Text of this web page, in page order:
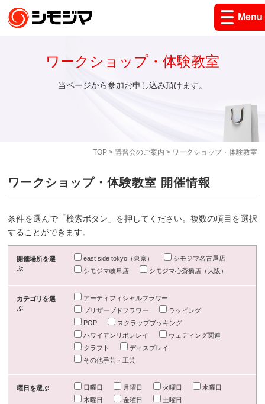
Menu
TOP> 講習会のご案内 > ワークショップ・体験教室
ワークショップ・体験教室
当ページから参加お申し込み頂けます。
ワークショップ・体験教室 開催情報
条件を選んで「検索ボタン」を押してください。複数の項目を選択
することができます。
開催場所を選
ぶ
east side tokyo（東京）
シモジマ名古屋店
シモジマ岐阜店
シモジマ心斎橋店（大阪）
カテゴリを選
ぶ
アーティフィシャルフラワー
プリザーブドフラワー
ラッピング
POP
スクラップブッキング
ハワイアンリボンレイ
ウェディング関連
クラフト
ディスプレイ
その他手芸・工芸
曜日を選ぶ 日曜日 月曜日 火曜日
水曜日
木曜日
金曜日 土曜日